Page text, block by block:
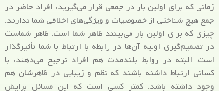
زمانی که برای اولین بار در جمعی قرار می‌گیرید، افراد حاضر در
جمع هیچ شناختی از خصوصیات و ویژگی‌های اخلاقی شما ندارند.
چیزی که برای اولین بار می‌بینند ظاهر شما است. ظاهر شماست
در تصمیم‌گیری اولیه آن‌ها در رابطه با ارتباط با شما تأثیرگذار
است. البته در روابط بلندمدت هم افراد ترجیح می‌دهند، با
کسانی ارتباط داشته باشند که نظم و زیبایی در ظاهرشان هم
وجود داشته باشد. کمتر کسی است که این مسائل برایش